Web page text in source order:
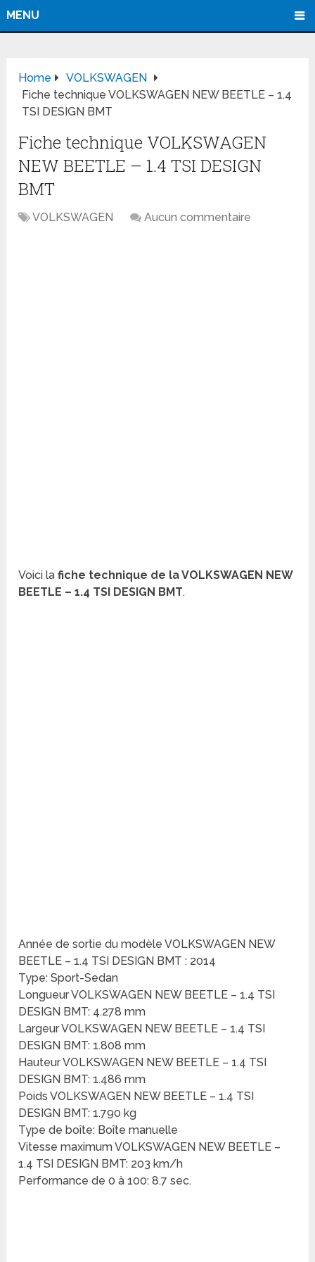
MENU
Home
VOLKSWAGEN
Fiche technique VOLKSWAGEN NEW BEETLE – 1.4
TSI DESIGN BMT
Fiche technique VOLKSWAGEN
NEW BEETLE – 1.4 TSI DESIGN
BMT
VOLKSWAGEN Aucun commentaire
Voici la fiche technique de la VOLKSWAGEN NEW
BEETLE – 1.4 TSI DESIGN BMT.
Année de sortie du modèle VOLKSWAGEN NEW
BEETLE – 1.4 TSI DESIGN BMT : 2014
Type: Sport-Sedan
Longueur VOLKSWAGEN NEW BEETLE – 1.4 TSI
DESIGN BMT: 4.278 mm
Largeur VOLKSWAGEN NEW BEETLE – 1.4 TSI
DESIGN BMT: 1.808 mm
Hauteur VOLKSWAGEN NEW BEETLE – 1.4 TSI
DESIGN BMT: 1.486 mm
Poids VOLKSWAGEN NEW BEETLE – 1.4 TSI
DESIGN BMT: 1.790 kg
Type de boîte: Boîte manuelle
Vitesse maximum VOLKSWAGEN NEW BEETLE –
1.4 TSI DESIGN BMT: 203 km/h
Performance de 0 à 100: 8.7 sec.